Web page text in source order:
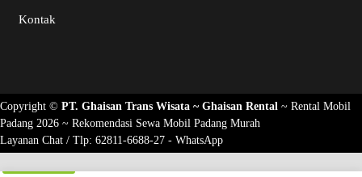
Kontak
Copyright © PT. Ghaisan Trans Wisata ~ Ghaisan Rental ~ Rental Mobil
Padang 2026 ~ Rekomendasi Sewa Mobil Padang Murah
Layanan Chat / Tlp: 62811-6688-27 - WhatsApp